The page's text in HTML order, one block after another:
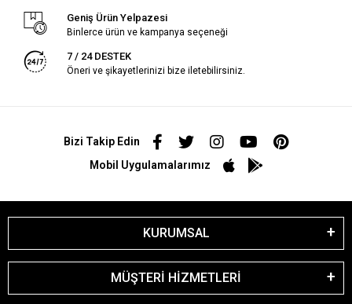
Geniş Ürün Yelpazesi
Binlerce ürün ve kampanya seçeneği
7 / 24 DESTEK
Öneri ve şikayetlerinizi bize iletebilirsiniz.
Bizi Takip Edin
Mobil Uygulamalarımız
KURUMSAL
MÜŞTERİ HİZMETLERİ